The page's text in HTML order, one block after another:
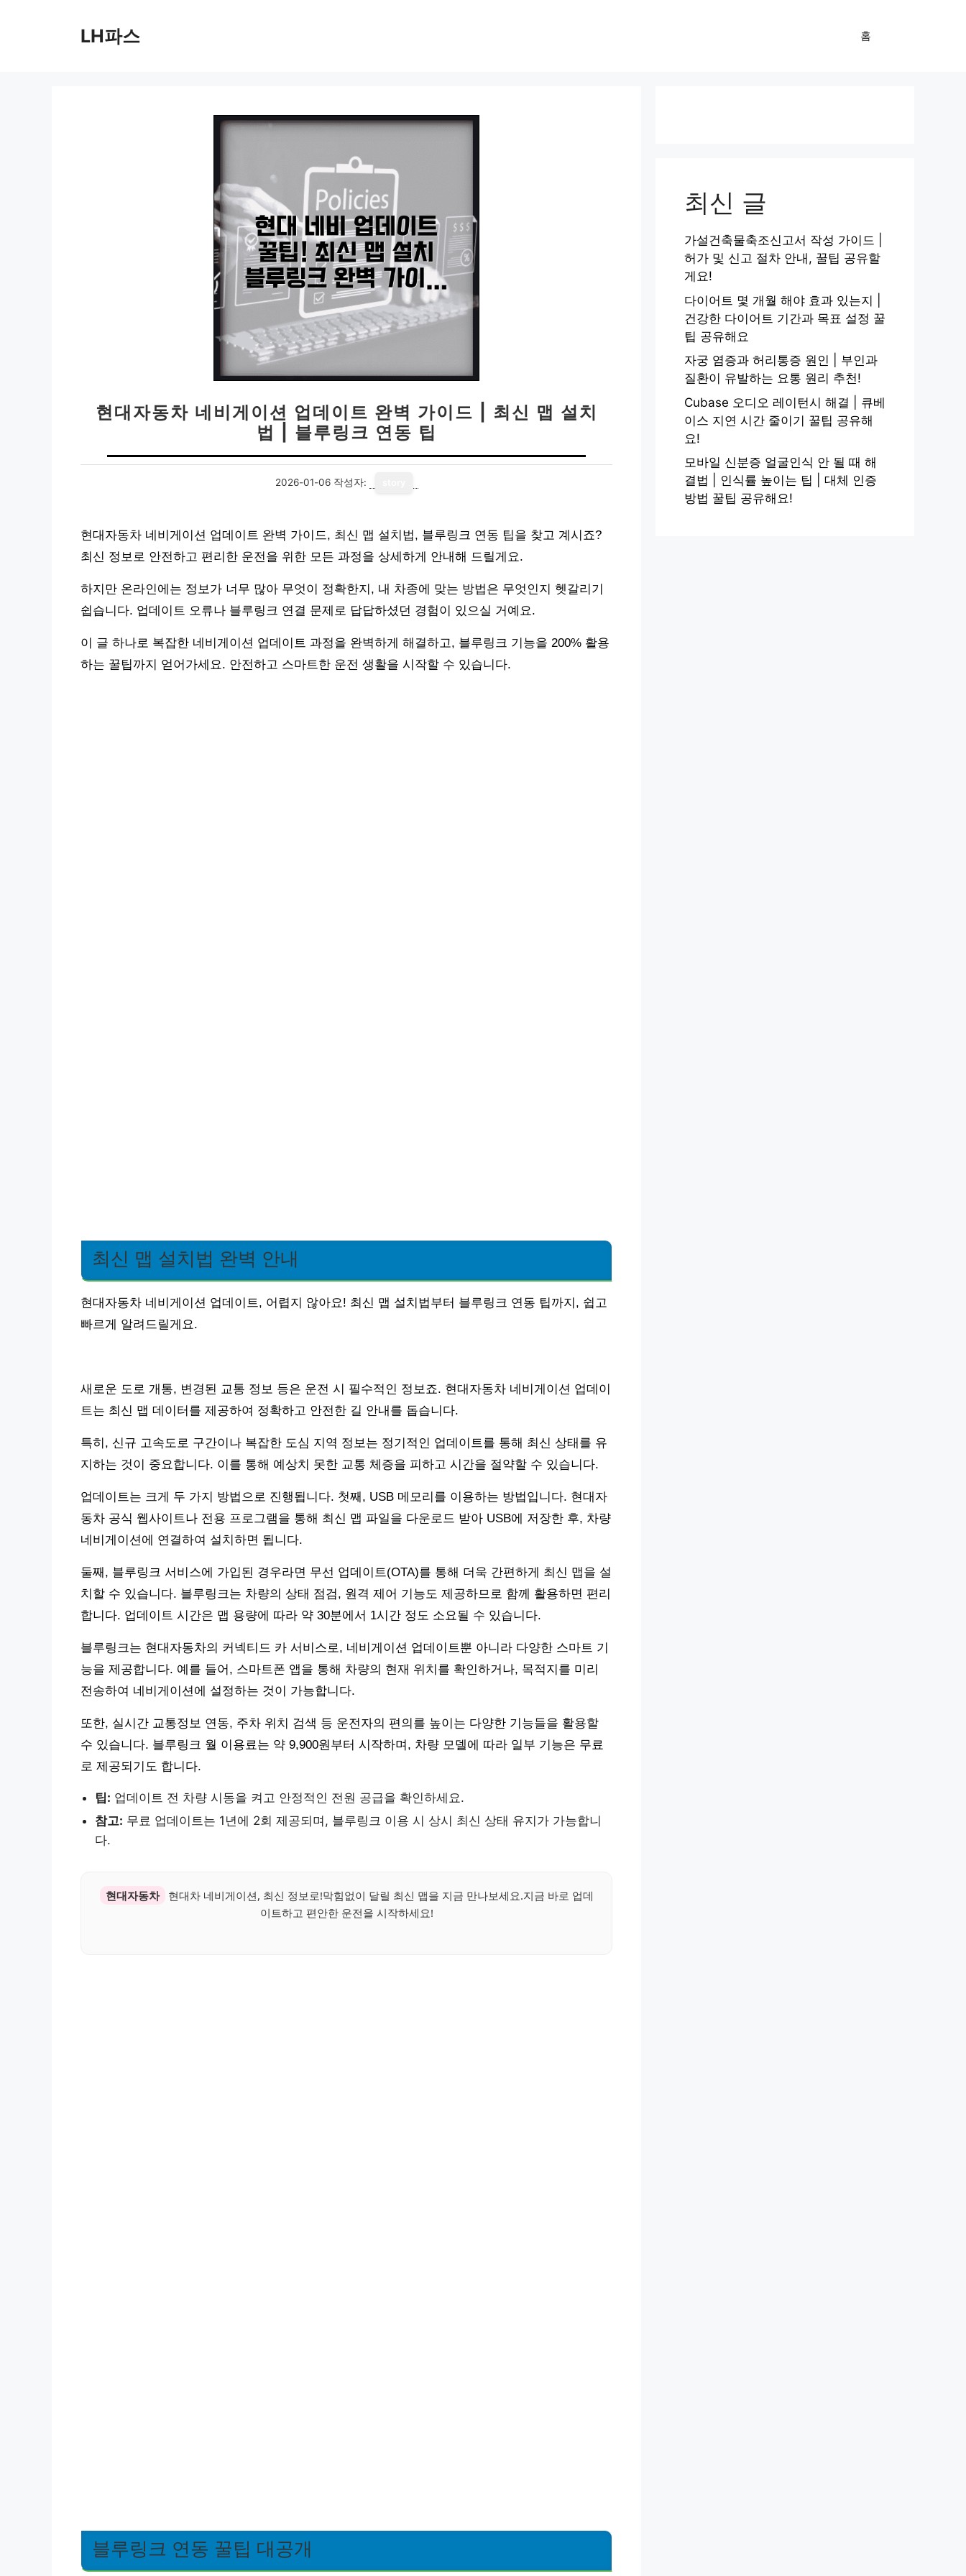
LH파스 홈
현대자동차 네비게이션 업데이트 완벽 가이드 | 최신 맵 설치
법 | 블루링크 연동 팁
2026-01-06 작성자:
현대자동차 네비게이션 업데이트 완벽 가이드, 최신 맵 설치법, 블루링크 연동 팁을 찾고 계시죠?
최신 정보로 안전하고 편리한 운전을 위한 모든 과정을 상세하게 안내해 드릴게요.
하지만 온라인에는 정보가 너무 많아 무엇이 정확한지, 내 차종에 맞는 방법은 무엇인지 헷갈리기
쉽습니다. 업데이트 오류나 블루링크 연결 문제로 답답하셨던 경험이 있으실 거예요.
이 글 하나로 복잡한 네비게이션 업데이트 과정을 완벽하게 해결하고, 블루링크 기능을 200% 활용
하는 꿀팁까지 얻어가세요. 안전하고 스마트한 운전 생활을 시작할 수 있습니다.
최신 맵 설치법 완벽 안내
현대자동차 네비게이션 업데이트, 어렵지 않아요! 최신 맵 설치법부터 블루링크 연동 팁까지, 쉽고
빠르게 알려드릴게요.
새로운 도로 개통, 변경된 교통 정보 등은 운전 시 필수적인 정보죠. 현대자동차 네비게이션 업데이
트는 최신 맵 데이터를 제공하여 정확하고 안전한 길 안내를 돕습니다.
특히, 신규 고속도로 구간이나 복잡한 도심 지역 정보는 정기적인 업데이트를 통해 최신 상태를 유
지하는 것이 중요합니다. 이를 통해 예상치 못한 교통 체증을 피하고 시간을 절약할 수 있습니다.
업데이트는 크게 두 가지 방법으로 진행됩니다. 첫째, USB 메모리를 이용하는 방법입니다. 현대자
동차 공식 웹사이트나 전용 프로그램을 통해 최신 맵 파일을 다운로드 받아 USB에 저장한 후, 차량
네비게이션에 연결하여 설치하면 됩니다.
둘째, 블루링크 서비스에 가입된 경우라면 무선 업데이트(OTA)를 통해 더욱 간편하게 최신 맵을 설
치할 수 있습니다. 블루링크는 차량의 상태 점검, 원격 제어 기능도 제공하므로 함께 활용하면 편리
합니다. 업데이트 시간은 맵 용량에 따라 약 30분에서 1시간 정도 소요될 수 있습니다.
블루링크는 현대자동차의 커넥티드 카 서비스로, 네비게이션 업데이트뿐 아니라 다양한 스마트 기
능을 제공합니다. 예를 들어, 스마트폰 앱을 통해 차량의 현재 위치를 확인하거나, 목적지를 미리
전송하여 네비게이션에 설정하는 것이 가능합니다.
또한, 실시간 교통정보 연동, 주차 위치 검색 등 운전자의 편의를 높이는 다양한 기능들을 활용할
수 있습니다. 블루링크 월 이용료는 약 9,900원부터 시작하며, 차량 모델에 따라 일부 기능은 무료
로 제공되기도 합니다.
팁: 업데이트 전 차량 시동을 켜고 안정적인 전원 공급을 확인하세요.
참고: 무료 업데이트는 1년에 2회 제공되며, 블루링크 이용 시 상시 최신 상태 유지가 가능합니
다.
현대자동차
현대차 네비게이션, 최신 정보로!막힘없이 달릴 최신 맵을 지금 만나보세요.지금 바로 업데
이트하고 편안한 운전을 시작하세요!
블루링크 연동 꿀팁 대공개
최신 글
가설건축물축조신고서 작성 가이드 |
허가 및 신고 절차 안내, 꿀팁 공유할
게요!
다이어트 몇 개월 해야 효과 있는지 |
건강한 다이어트 기간과 목표 설정 꿀
팁 공유해요
자궁 염증과 허리통증 원인 | 부인과
질환이 유발하는 요통 원리 추천!
Cubase 오디오 레이턴시 해결 | 큐베
이스 지연 시간 줄이기 꿀팁 공유해
요!
모바일 신분증 얼굴인식 안 될 때 해
결법 | 인식률 높이는 팁 | 대체 인증
방법 꿀팁 공유해요!